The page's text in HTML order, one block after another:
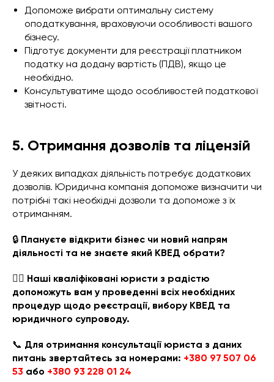
Допоможе вибрати оптимальну систему
оподаткування, враховуючи особливості вашого
бізнесу.
Підготує документи для реєстрації платником
податку на додану вартість (ПДВ), якщо це
необхідно.
Консультуватиме щодо особливостей податкової
звітності.
5. Отримання дозволів та ліцензій
У деяких випадках діяльність потребує додаткових
дозволів. Юридична компанія допоможе визначити чи
потрібні такі необхідні дозволи та допоможе з їх
отриманням.
🔒 Плануєте відкрити бізнес чи новий напрям
діяльності та не знаєте який КВЕД обрати?
👨‍⚖️ Наші кваліфіковані юристи з радістю
допоможуть вам у проведенні всіх необхідних
процедур щодо реєстрації, вибору КВЕД та
юридичного супроводу.
📞 Для отримання консультації юриста з даних
питань звертайтесь за номерами: +380 97 507 06
53 або +380 93 228 01 24